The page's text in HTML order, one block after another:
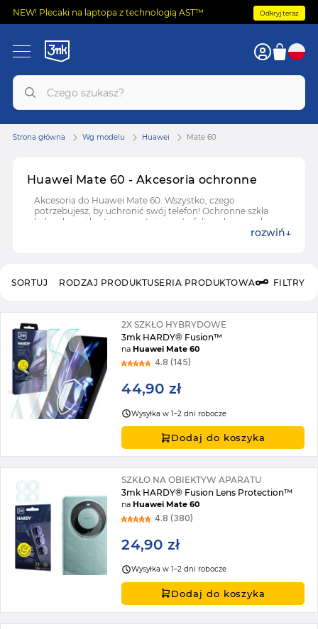
NEW! Plecaki na laptopa z technologią AST™ Odkryj teraz
Huawei Mate 60 - Akcesoria ochronne
Akcesoria do Huawei Mate 60. Wszystko, czego
potrzebujesz, by uchronić swój telefon! Ochronne szkła
hybrydowe i hartowane, etui i case'y, folie ochronne do
rozwiń
Strona główna Wg modelu Huawei Mate 60
RODZAJ PRODUKTUSERIA PRODUKTOWA FILTRY
SORTUJ
2X SZKŁO HYBRYDOWE
3mk HARDY® Fusion™
naHuawei Mate 60
4.8 (145)
44,90 zł
Wysyłka w 1–2 dni robocze
Dodaj do koszyka
SZKŁO NA OBIEKTYW APARATU
3mk HARDY® Fusion Lens Protection™
naHuawei Mate 60
4.8 (380)
24,90 zł
Wysyłka w 1–2 dni robocze
Dodaj do koszyka